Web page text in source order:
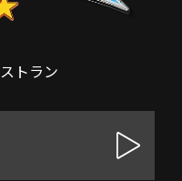
トラン